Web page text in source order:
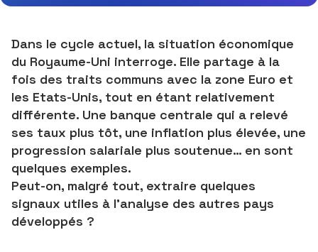
Dans le cycle actuel, la situation économique
du Royaume-Uni interroge. Elle partage à la
fois des traits communs avec la zone Euro et
les Etats-Unis, tout en étant relativement
différente. Une banque centrale qui a relevé
ses taux plus tôt, une inflation plus élevée, une
progression salariale plus soutenue… en sont
quelques exemples.
Peut-on, malgré tout, extraire quelques
signaux utiles à l’analyse des autres pays
développés ?